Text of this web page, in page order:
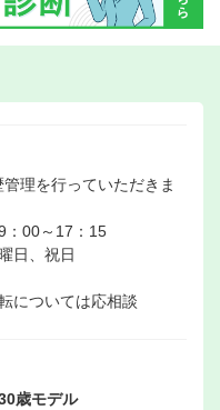
理を行っていただきま
：00～17：15
日、祝日
については応相談
歳モデル